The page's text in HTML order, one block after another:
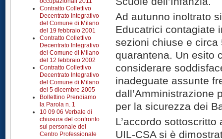
Contratto Collettivo
Decentrato Integrativo
del Comune di Milano
del 19 febbraio 2001
Contratto Collettivo
Decentrato Integrativo
del Comune di Milano
del 12 febbraio 2002
Contratto Collettivo
Decentrato Integrativo
del Comune di Milano
del 5 dicembre 2005
Bollettino Prendiamo
la Parola n. 1
10 09 06 Verbale di
chiusura del confronto
sul personale del
Centro Professionale
Ad autunno inoltrato
Educatrici contagiate
sezioni chiuse e circa
quarantena. Un esito
considerare
inadeguate assunte
dall’Amministrazione
per la sicurezza dei
L’accordo
UIL-CSA si è